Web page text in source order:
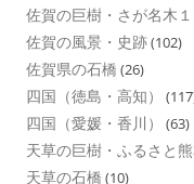
佐賀の巨樹・さが名木
佐賀の風景・史跡(102)
佐賀県の石橋 (26)
四国（徳島・高知）
四国（愛媛・香川） (63)
天草の巨樹・ふるさと
天草の石橋 (10)